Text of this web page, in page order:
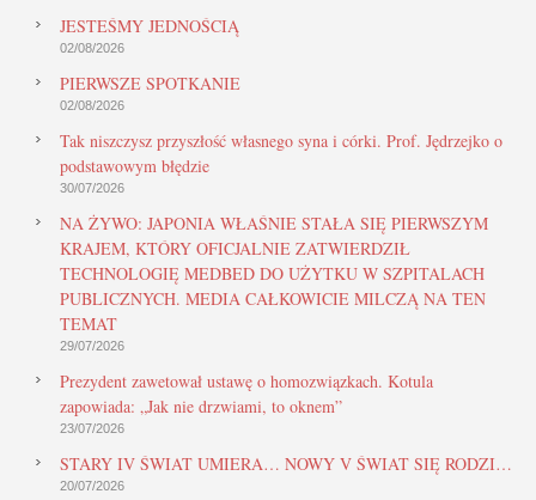
JESTEŚMY JEDNOŚCIĄ
02/08/2026
PIERWSZE SPOTKANIE
02/08/2026
Tak niszczysz przyszłość własnego syna i córki. Prof. Jędrzejko o
podstawowym błędzie
30/07/2026
NA ŻYWO: JAPONIA WŁAŚNIE STAŁA SIĘ PIERWSZYM
KRAJEM, KTÓRY OFICJALNIE ZATWIERDZIŁ
TECHNOLOGIĘ MEDBED DO UŻYTKU W SZPITALACH
PUBLICZNYCH. MEDIA CAŁKOWICIE MILCZĄ NA TEN
TEMAT
29/07/2026
Prezydent zawetował ustawę o homozwiązkach. Kotula
zapowiada: „Jak nie drzwiami, to oknem”
23/07/2026
STARY IV ŚWIAT UMIERA… NOWY V ŚWIAT SIĘ RODZI…
20/07/2026